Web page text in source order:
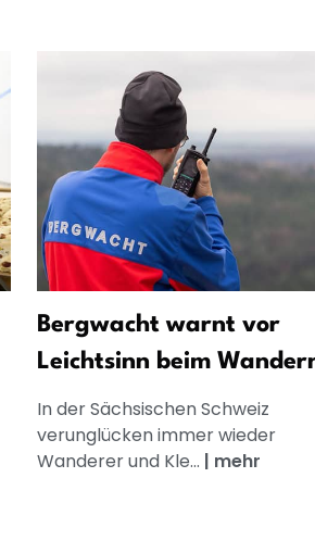
Bergwacht warnt vor
Leichtsinn beim
In der Sächsischen Schweiz
verunglücken immer wieder
Wanderer und Kle... | mehr